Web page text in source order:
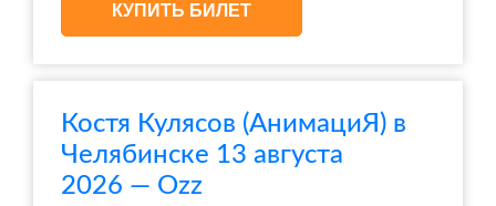
КУПИТЬ БИЛЕТ
Костя Кулясов (АнимациЯ) в
Челябинске 13 августа
2026 — Ozz